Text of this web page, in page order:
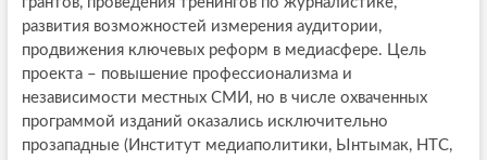
развития возможностей измерения аудитории,
продвижения ключевых реформ в медиасфере. Цель
проекта – повышение профессионализма и
независимости местных СМИ, но в числе охваченных
программой изданий оказались исключительно
прозападные (Институт медиаполитики, Ынтымак, НТС,